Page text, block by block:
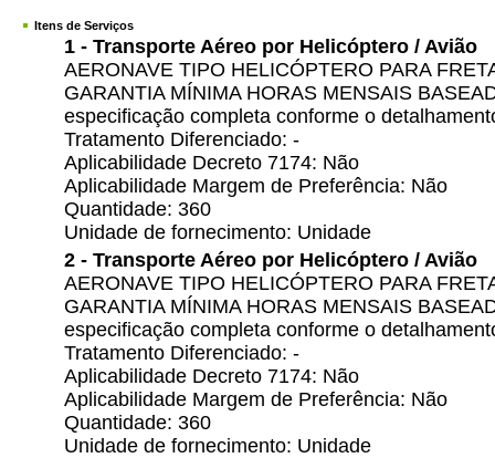
Itens de Serviços
1 - Transporte Aéreo por Helicóptero / Avião
AERONAVE TIPO HELICÓPTERO PARA
GARANTIA MÍNIMA HORAS MENSAIS
especificação completa conforme o
Tratamento Diferenciado: -
Aplicabilidade Decreto 7174: Não
Aplicabilidade Margem de Preferência: Não
Quantidade: 360
Unidade de fornecimento: Unidade
2 - Transporte Aéreo por Helicóptero / Avião
AERONAVE TIPO HELICÓPTERO PARA
GARANTIA MÍNIMA HORAS MENSAIS
especificação completa conforme o
Tratamento Diferenciado: -
Aplicabilidade Decreto 7174: Não
Aplicabilidade Margem de Preferência: Não
Quantidade: 360
Unidade de fornecimento: Unidade